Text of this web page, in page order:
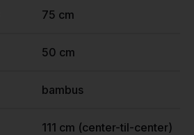
75 cm
50 cm
bambus
111 cm (center-til-center)